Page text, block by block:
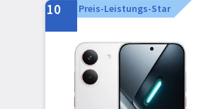
10 Preis-Leistungs-Star